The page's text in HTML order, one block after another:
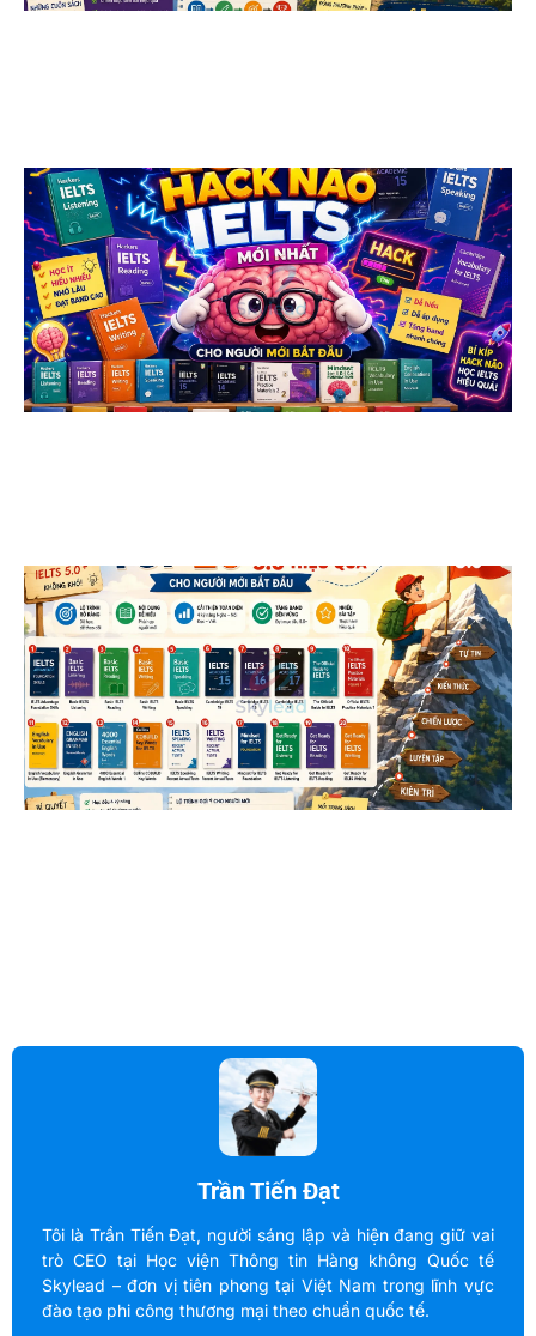
Trần Tiến Đạt
Tôi là Trần Tiến Đạt, người sáng lập và hiện đang giữ vai
trò CEO tại Học viện Thông tin Hàng không Quốc tế
Skylead – đơn vị tiên phong tại Việt Nam trong lĩnh vực
đào tạo phi công thương mại theo chuẩn quốc tế.